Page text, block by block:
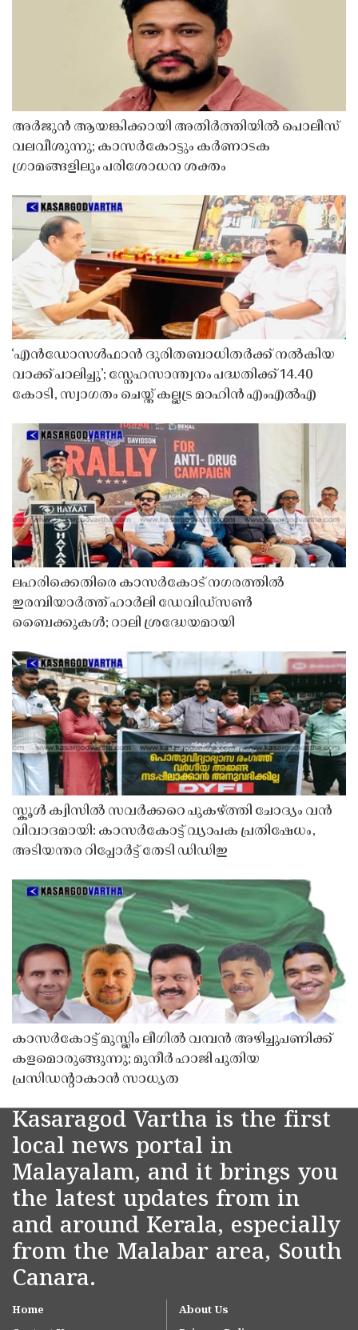
അർജുൻ ആയങ്കിക്കായി അതിർത്തിയിൽ പൊലീസ്
വലവീശുന്നു; കാസർകോട്ടും കർണാടക
ഗ്രാമങ്ങളിലും പരിശോധന ശക്തം
‘എൻഡോസൾഫാൻ ദുരിതബാധിതർക്ക് നൽകിയ
വാക്ക് പാലിച്ചു’; സ്നേഹസാന്ത്വനം പദ്ധതിക്ക് 14.40
കോടി, സ്വാഗതം ചെയ്ത് കല്ലട്ര മാഹിൻ എംഎൽഎ
ലഹരിക്കെതിരെ കാസർകോട് നഗരത്തിൽ
ഇരമ്പിയാർത്ത് ഹാർലി ഡേവിഡ്‌സൺ
ബൈക്കുകൾ; റാലി ശ്രദ്ധേയമായി
സ്കൂൾ ക്വിസിൽ സവർക്കറെ പുകഴ്ത്തി ചോദ്യം വൻ
വിവാദമായി: കാസർകോട്ട് വ്യാപക പ്രതിഷേധം,
അടിയന്തര റിപ്പോർട്ട് തേടി ഡിഡിഇ
കാസർകോട്ട് മുസ്ലിം ലീഗിൽ വമ്പൻ അഴിച്ചുപണിക്ക്
കളമൊരുങ്ങുന്നു; മുനീർ ഹാജി പുതിയ
പ്രസിഡൻ്റാകാൻ സാധ്യത
Kasaragod Vartha is the first
local news portal in
Malayalam, and it brings you
the latest updates from in
and around Kerala, especially
from the Malabar area, South
Canara.
Home
About Us